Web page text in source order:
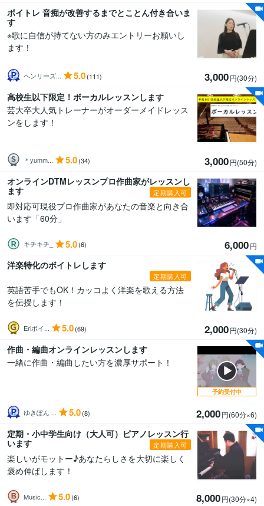
ボイトレ 音痴が改善するまでとことん付き合いま
す
※歌に自信が持てない方のみエントリーお願いし
ます！
ヘンリーズ... 5.0(111) 3,000円(30分)
高校生以下限定！ボーカルレッスンします
芸大卒大人気トレーナーがオーダーメイドレッス
ンをします！
＊yumm... 5.0(34) 3,000円(50分)
オンラインDTMレッスンプロ作曲家がレッスンし
ます
定期購入可
即対応可現役プロ作曲家があなたの音楽と向き合
います「60分」
キチキチ_ 5.0(6) 6,000円
洋楽特化のボイトレします
定期購入可
英語苦手でもOK！カッコよく洋楽を歌える方法
を伝授します！
Eriボイ... 5.0(69) 2,000円(30分)
作曲・編曲オンラインレッスンします
一緒に作曲・編曲したい方を濃厚サポート！
ゆきぽん ... 5.0(8) 2,000円(60分×6)
予約受付中
定期・小中学生向け（大人可）ピアノレッスン行
います
定期購入可
楽しいがモットー♪あなたらしさを大切に楽しく
褒め伸ばします！
Music... 5.0(6) 8,000円(30分×4)